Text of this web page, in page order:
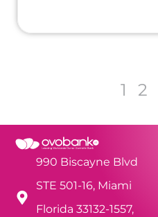
1 2
990 Biscayne Blvd
STE 501-16, Miami
Florida 33132-1557,